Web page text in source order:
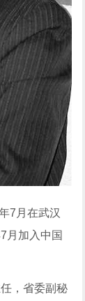
7月在武汉
月加入中国
，省委副秘